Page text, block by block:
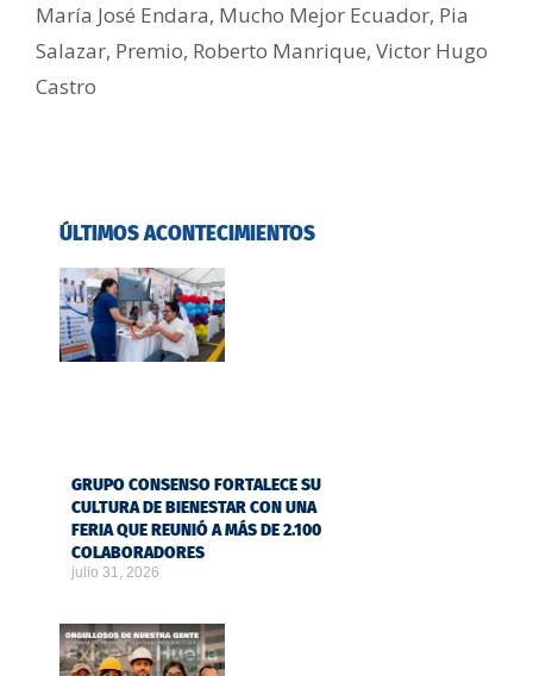
María José Endara, Mucho Mejor Ecuador, Pia
Salazar, Premio, Roberto Manrique, Victor Hugo
Castro
ÚLTIMOS ACONTECIMIENTOS
GRUPO CONSENSO FORTALECE SU
CULTURA DE BIENESTAR CON UNA
FERIA QUE REUNIÓ A MÁS DE 2.100
COLABORADORES
julio 31, 2026